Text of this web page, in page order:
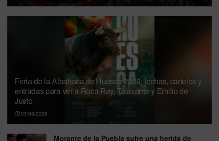
Feria de la Albahaca de Huesca 2026: fechas, carteles y
entradas para ver a Roca Rey, Talavante y Emilio de
Justo
03/08/2026
Morante de la Puebla sufre una herida de